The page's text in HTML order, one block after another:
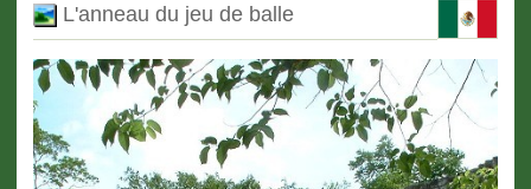
L'anneau du jeu de balle